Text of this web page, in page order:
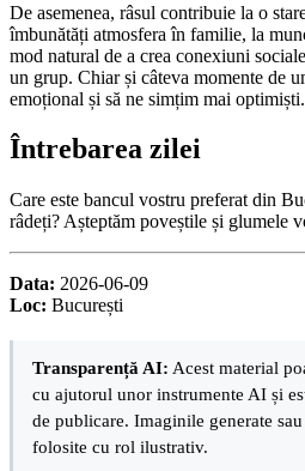
De asemenea, râsul contribuie la o
îmbunătăți atmosfera în familie, la
mod natural de a crea conexiuni
un grup. Chiar și câteva momente de
emoțional și să ne simțim mai optimiști.
Întrebarea zilei
Care este bancul vostru preferat din
râdeți? Așteptăm poveștile și glumele
Data: 2026-06-09
Loc: București
Transparență AI: Acest material
cu ajutorul unor instrumente AI și
de publicare. Imaginile generate
folosite cu rol ilustrativ.